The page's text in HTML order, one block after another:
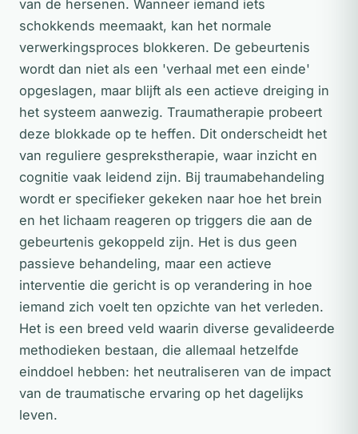
van de hersenen. Wanneer iemand iets
schokkends meemaakt, kan het normale
verwerkingsproces blokkeren. De gebeurtenis
wordt dan niet als een 'verhaal met een einde'
opgeslagen, maar blijft als een actieve dreiging in
het systeem aanwezig. Traumatherapie probeert
deze blokkade op te heffen. Dit onderscheidt het
van reguliere gesprekstherapie, waar inzicht en
cognitie vaak leidend zijn. Bij traumabehandeling
wordt er specifieker gekeken naar hoe het brein
en het lichaam reageren op triggers die aan de
gebeurtenis gekoppeld zijn. Het is dus geen
passieve behandeling, maar een actieve
interventie die gericht is op verandering in hoe
iemand zich voelt ten opzichte van het verleden.
Het is een breed veld waarin diverse gevalideerde
methodieken bestaan, die allemaal hetzelfde
einddoel hebben: het neutraliseren van de impact
van de traumatische ervaring op het dagelijks
leven.